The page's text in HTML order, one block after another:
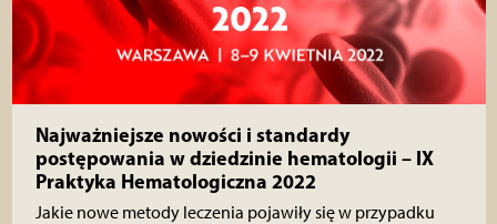
Najważniejsze nowości i standardy
postępowania w dziedzinie hematologii – IX
Praktyka Hematologiczna 2022
Jakie nowe metody leczenia pojawiły się w przypadku